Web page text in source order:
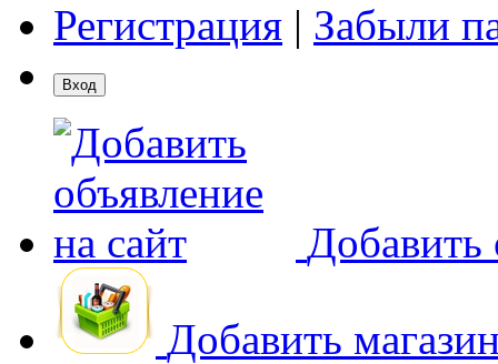
Регистрация | Забыли
Добавить
Добавить